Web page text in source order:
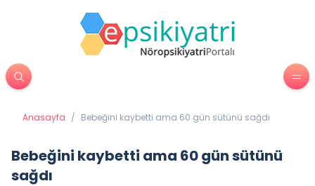
Anasayfa / Bebeğini kaybetti ama 60 gün sütünü sağdı
Bebeğini kaybetti ama 60 gün sütünü
sağdı